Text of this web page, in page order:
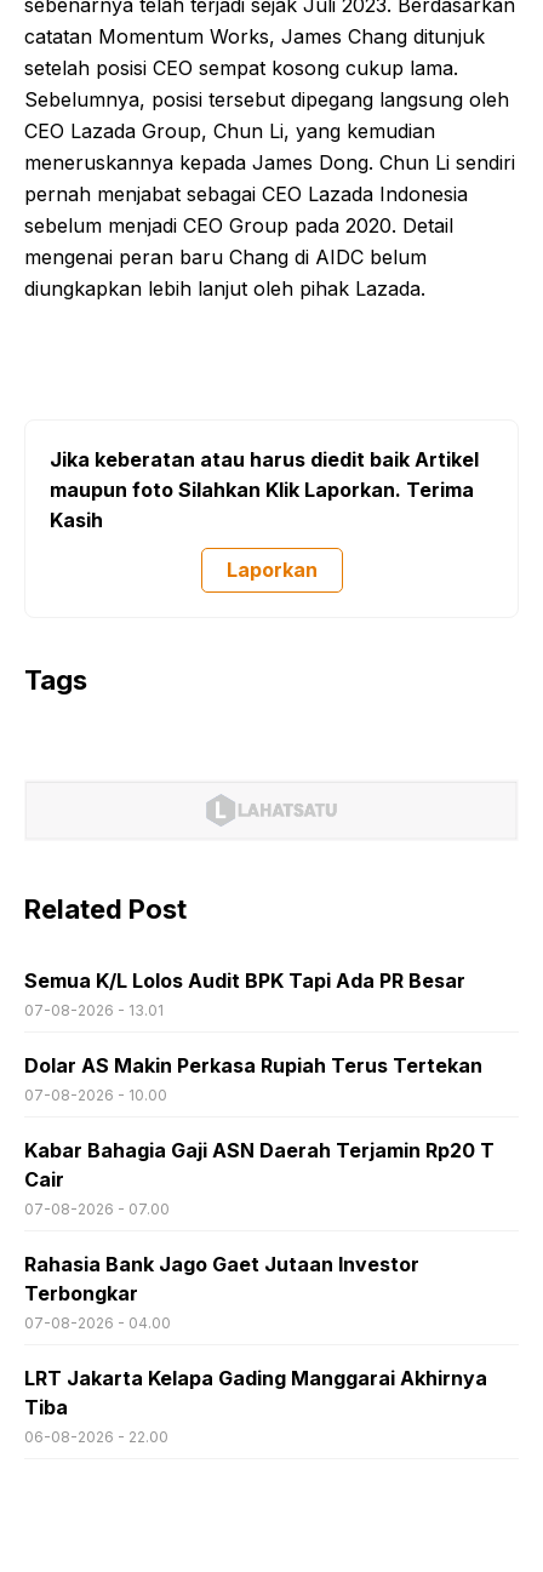
catatan Momentum Works, James Chang ditunjuk
setelah posisi CEO sempat kosong cukup lama.
Sebelumnya, posisi tersebut dipegang langsung oleh
CEO Lazada Group, Chun Li, yang kemudian
meneruskannya kepada James Dong. Chun Li sendiri
pernah menjabat sebagai CEO Lazada Indonesia
sebelum menjadi CEO Group pada 2020. Detail
mengenai peran baru Chang di AIDC belum
diungkapkan lebih lanjut oleh pihak Lazada.
Jika keberatan atau harus diedit baik Artikel
maupun foto Silahkan Klik Laporkan. Terima
Kasih
Laporkan
Tags
Related Post
Semua K/L Lolos Audit BPK Tapi Ada PR Besar
07-08-2026 - 13.01
Dolar AS Makin Perkasa Rupiah Terus Tertekan
07-08-2026 - 10.00
Kabar Bahagia Gaji ASN Daerah Terjamin Rp20 T
Cair
07-08-2026 - 07.00
Rahasia Bank Jago Gaet Jutaan Investor
Terbongkar
07-08-2026 - 04.00
LRT Jakarta Kelapa Gading Manggarai Akhirnya
Tiba
06-08-2026 - 22.00